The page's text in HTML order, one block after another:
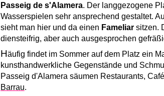
Passeig de s'Alamera. Der langgezogene
Wasserspielen sehr ansprechend gestaltet.
sieht man hier und da einen Fameliarsitzen.
diensteifrig, aber auch ausgesprochen
Häufig findet im Sommer auf dem Platz ein
kunsthandwerkliche Gegenstände und
Passeig d'Alamera säumen Restaurants,
Barrau.